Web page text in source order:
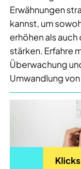
Erwähnungen
kannst, um
erhöhen als auch
stärken. Erfahre
Überwachung
Umwandlung